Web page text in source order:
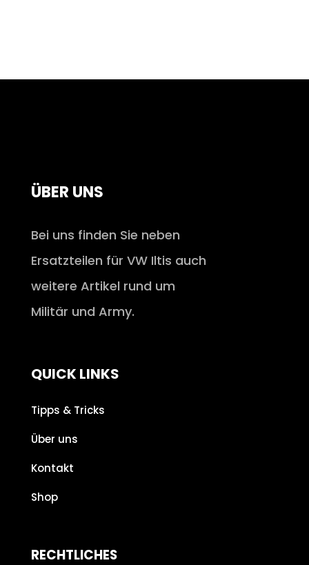
ÜBER UNS
Bei uns finden Sie neben
Ersatzteilen für VW Iltis auch
weitere Artikel rund um
Militär und Army.
QUICK LINKS
Tipps & Tricks
Über uns
Kontakt
Shop
RECHTLICHES